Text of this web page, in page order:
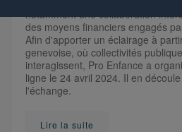
notamment une collaboration
des moyens financiers engagés
Afin d'apporter un éclairage à
genevoise, où collectivités
interagissent, Pro Enfance a
ligne le 24 avril 2024. Il en
l'échange.
Lire la suite